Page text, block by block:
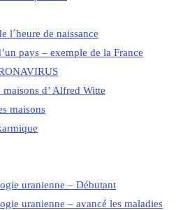
l´heure de naissance
pays – exemple de la France
maisons d’ Alfred Witte
maisons
uranienne – Débutant
uranienne – avancé les maladies